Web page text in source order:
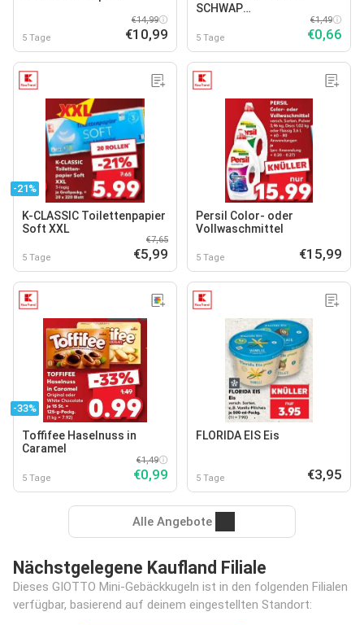
5 Tage
€14,99
€10,99
SCHWAP
5 Tage
€1,49
€0,66
-21%
K-CLASSIC Toilettenpapier
Soft XXL
5 Tage
€7,65
€5,99
Persil Color- oder
Vollwaschmittel
5 Tage €15,99
-33%
Toffifee Haselnuss in
Caramel
5 Tage
€1,49
€0,99
FLORIDA EIS Eis
5 Tage €3,95
Alle Angebote
Nächstgelegene Kaufland Filiale
Dieses GIOTTO Mini-Gebäckkugeln ist in den folgenden Filialen
verfügbar, basierend auf deinem eingestellten Standort: